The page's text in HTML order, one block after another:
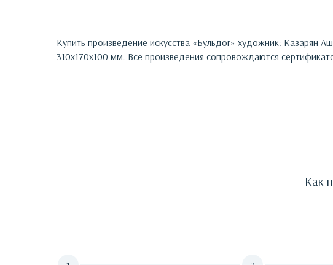
Купить произведение искусства «Бульдог» художник: Казарян
310х170х100 мм. Все произведения сопровождаются
Как